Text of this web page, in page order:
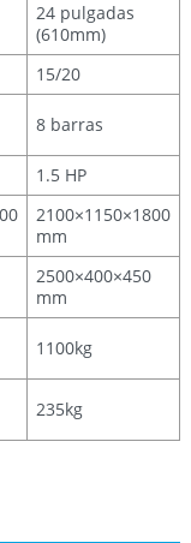
24 pulgadas
(610mm)
15/20
8 barras
1.5 HP
2100×1150×1800
mm
2500×400×450
mm
1100kg
235kg